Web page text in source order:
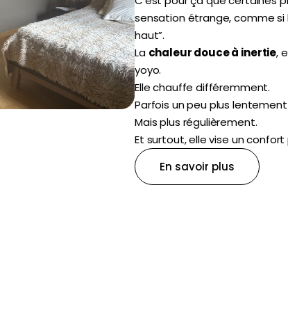
sensation étrange, comme si
haut”.
La chaleur douce à inertie,
yoyo.
Elle chauffe différemment.
Parfois un peu plus
Mais plus régulièrement.
Et surtout, elle vise un confort
En savoir plus